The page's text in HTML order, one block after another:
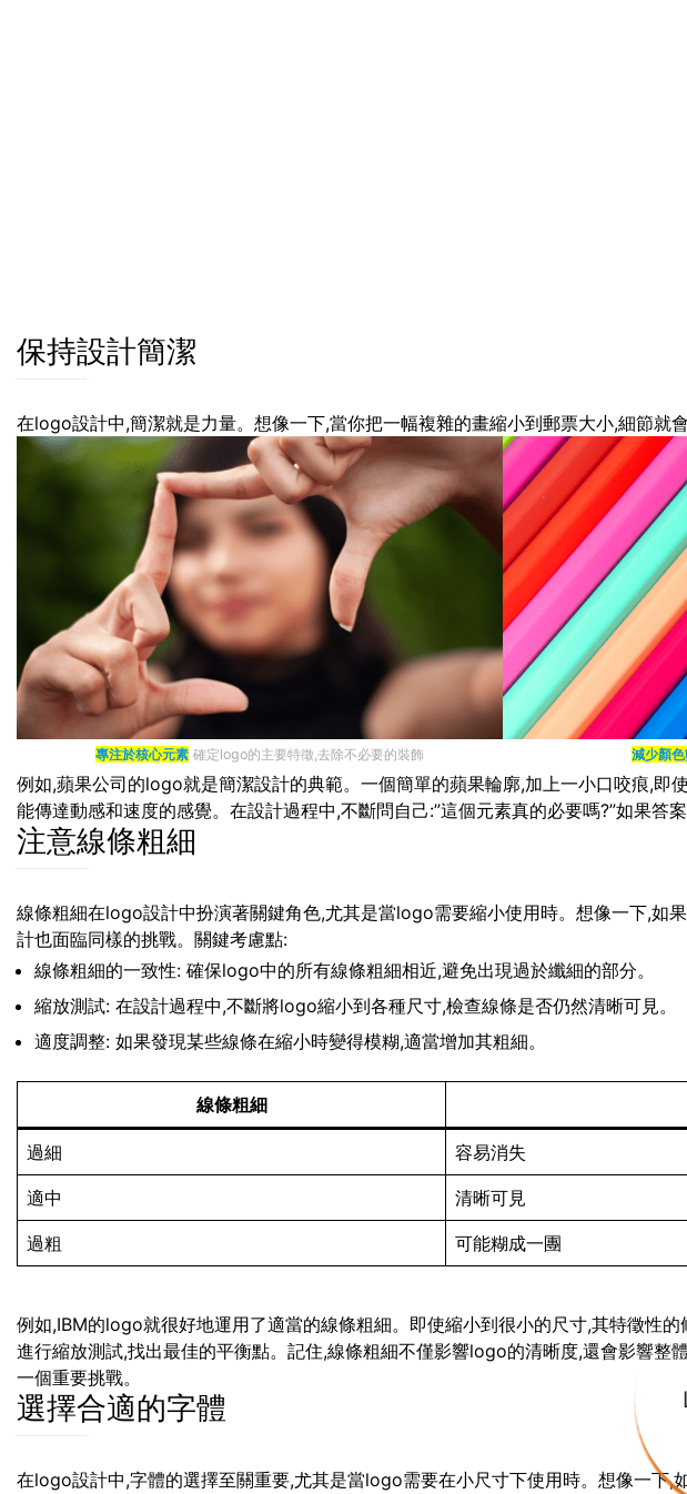
保持設計簡潔
在logo設計中,簡潔就是力量。想像一下,當你把一幅複雜的畫縮小到郵票大小,細節
專注於核心元素 確定logo的主要特徵,去除不必要的裝飾 減少顏
例如,蘋果公司的logo就是簡潔設計的典範。一個簡單的蘋果輪廓,加上一小口咬痕,
能傳達動感和速度的感覺。在設計過程中,不斷問自己:”這個元素真的必要嗎?”如果答
注意線條粗細
線條粗細在logo設計中扮演著關鍵角色,尤其是當logo需要縮小使用時。想像一下,如
計也面臨同樣的挑戰。關鍵考慮點:
線條粗細的一致性: 確保logo中的所有線條粗細相近,避免出現過於纖細的部分。
縮放測試: 在設計過程中,不斷將logo縮小到各種尺寸,檢查線條是否仍然清晰可見。
適度調整: 如果發現某些線條在縮小時變得模糊,適當增加其粗細。
線條粗細
過細 容易消失
適中 清晰可見
過粗 可能糊成一團
例如,IBM的logo就很好地運用了適當的線條粗細。即使縮小到很小的尺寸,其特徵性
進行縮放測試,找出最佳的平衡點。記住,線條粗細不僅影響logo的清晰度,還會影響
一個重要挑戰。
選擇合適的字體
在logo設計中,字體的選擇至關重要,尤其是當logo需要在小尺寸下使用時。想像一下